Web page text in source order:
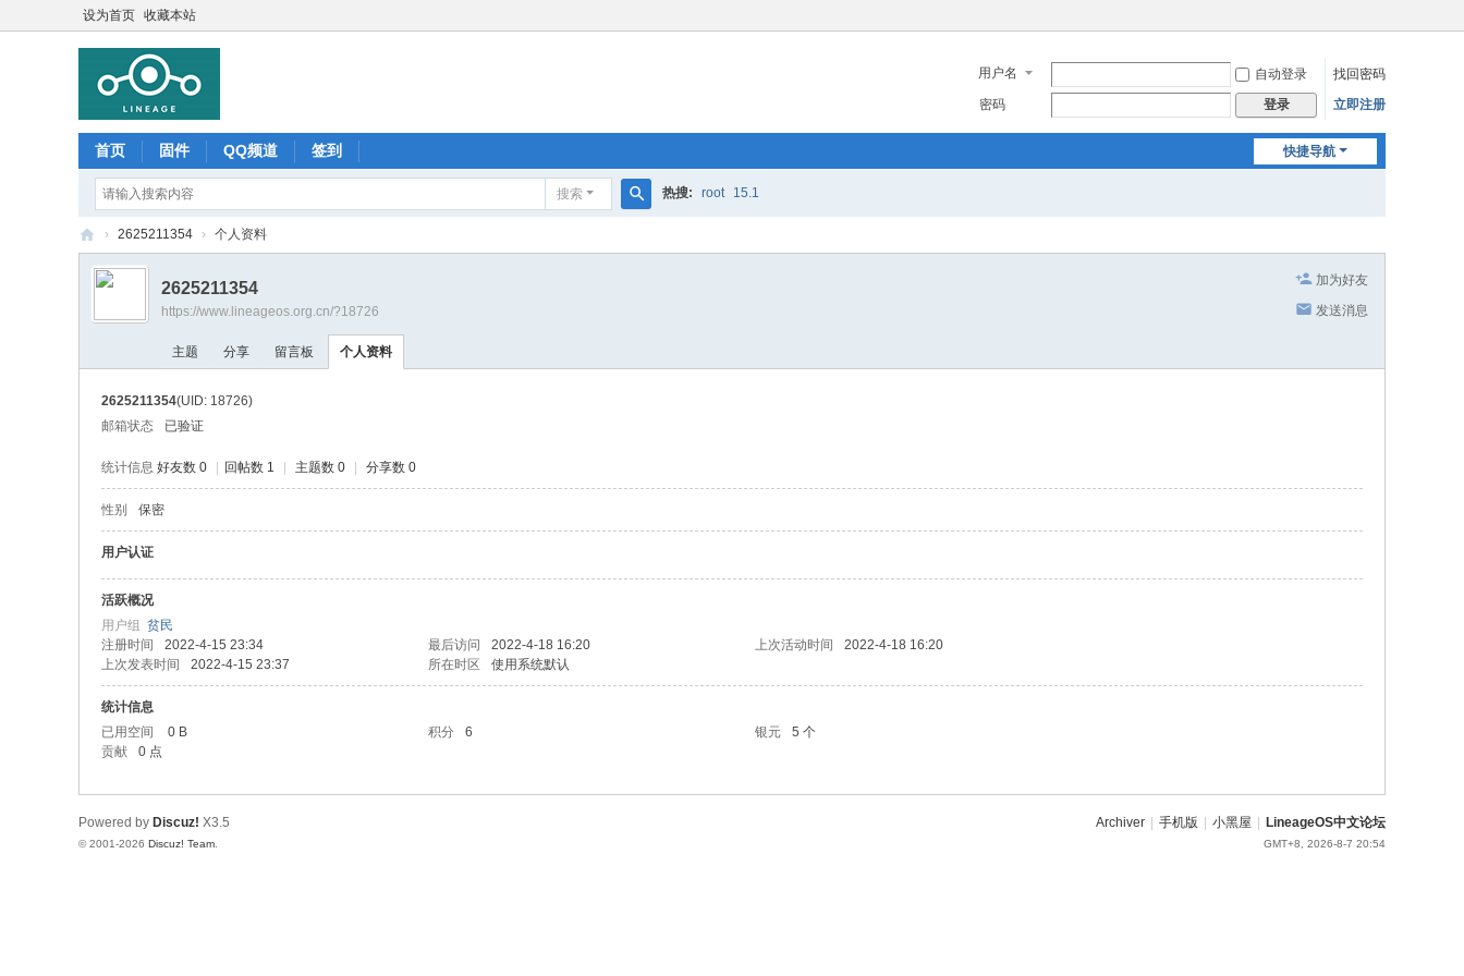
设为首页 收藏本站
用户名 自动登录
找回密码
密码
登录 立即注册
快捷导航
首页 固件 QQ频道 签到
搜索
索
热搜: root 15.1
Li
ag
› 2625211354 › 个人资料
加为好友
发送消息
2625211354
https://www.lineageos.org.cn/?18726
主题 分享 留言板 个人资料
2625211354(UID: 18726)
邮箱状态
已验证
统计信息 好友数 0 回帖数 1 主题数 0 分享数 0
性别 保密
用户认证
活跃概况
用户组 贫民
注册时间
2022-4-15 23:34 最后访问 2022-4-18 16:20 上次活动时间
2022-4-18 16:20
上次发表时间
2022-4-15 23:37 所在时区 使用系统默认
统计信息
已用空间
0 B 积分 6 银元
5 个
贡献
0 点
Archiver 手机版 小黑屋 LineageOS中文论坛
GMT+8, 2026-8-7 20:54
Powered by Discuz! X3.5
© 2001-2026 Discuz! Team